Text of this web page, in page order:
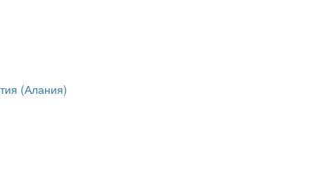
(Алания)